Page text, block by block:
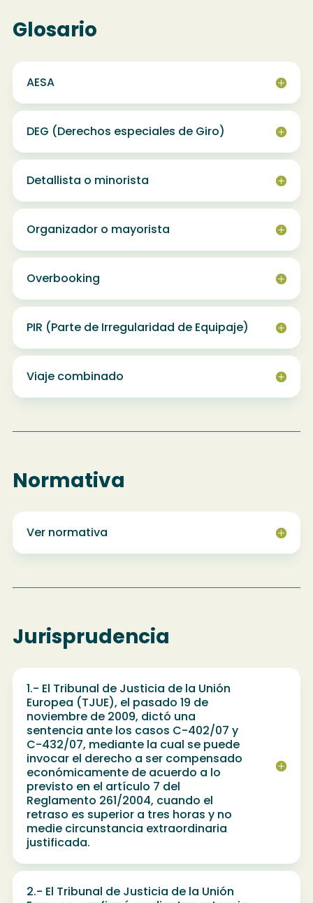
Glosario
AESA
DEG (Derechos especiales de Giro)
Detallista o minorista
Organizador o mayorista
Overbooking
PIR (Parte de Irregularidad de Equipaje)
Viaje combinado
Normativa
Ver normativa
Jurisprudencia
1.- El Tribunal de Justicia de la Unión
Europea (TJUE), el pasado 19 de
noviembre de 2009, dictó una
sentencia ante los casos C-402/07 y
C-432/07, mediante la cual se puede
invocar el derecho a ser compensado
económicamente de acuerdo a lo
previsto en el artículo 7 del
Reglamento 261/2004, cuando el
retraso es superior a tres horas y no
medie circunstancia extraordinaria
justificada.
2.- El Tribunal de Justicia de la Unión